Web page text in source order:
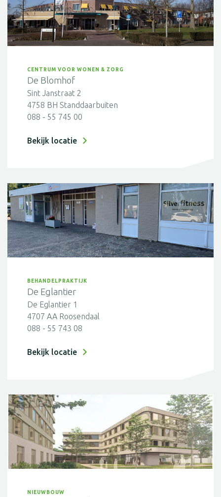
CENTRUM VOOR WONEN & ZORG
De Blomhof
Sint Janstraat 2
4758 BH Standdaarbuiten
088 - 55 745 00
Bekijk locatie
BEHANDELPRAKTIJK
De Eglantier
De Eglantier 1
4707 AA Roosendaal
088 - 55 743 08
Bekijk locatie
NIEUWBOUW